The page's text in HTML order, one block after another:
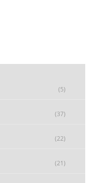
(5)
(37)
(22)
(21)